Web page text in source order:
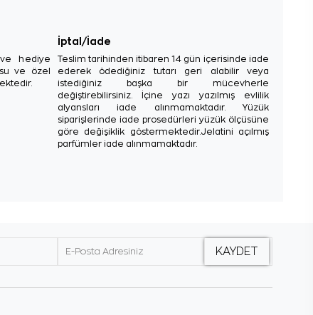
hediye
ve özel
İptal/İade
Teslim tarihinden itibaren 14 gün içerisinde iade
ederek ödediğiniz tutarı geri alabilir veya
istediğiniz başka bir mücevherle
değiştirebilirsiniz. İçine yazı yazılmış evlilik
alyansları iade alınmamaktadır. Yüzük
siparişlerinde iade prosedürleri yüzük ölçüsüne
göre değişiklik göstermektedir.Jelatini açılmış
parfümler iade alınmamaktadır.